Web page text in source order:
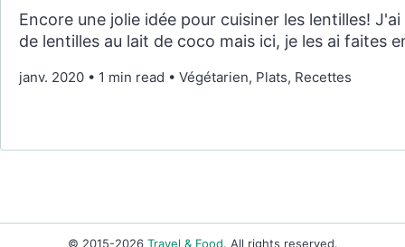
Encore une jolie idée pour cuisiner les lentilles!
de lentilles au lait de coco mais ici, je les ai faites
janv. 2020 • 1 min read • Végétarien, Plats, Recettes
© 2015-2026 Travel & Food. All rights reserved.